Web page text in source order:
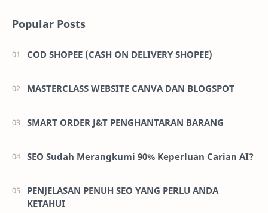
Popular Posts
COD SHOPEE (CASH ON DELIVERY SHOPEE)
MASTERCLASS WEBSITE CANVA DAN BLOGSPOT
SMART ORDER J&T PENGHANTARAN BARANG
SEO Sudah Merangkumi 90% Keperluan Carian AI?
PENJELASAN PENUH SEO YANG PERLU ANDA
KETAHUI